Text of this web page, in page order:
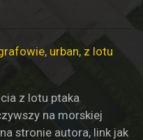
, urban, z lotu
z lotu ptaka
na morskiej
stronie autora, link jak